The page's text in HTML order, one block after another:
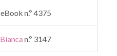
eBook n.º 4375
Bianca n.º 3147